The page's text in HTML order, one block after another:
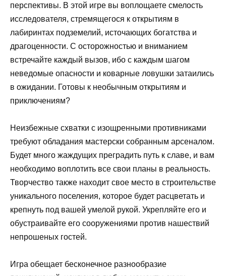
перспективы. В этой игре вы воплощаете смелость
исследователя, стремящегося к открытиям в
лабиринтах подземелий, источающих богатства и
драгоценности. С осторожностью и вниманием
встречайте каждый вызов, ибо с каждым шагом
неведомые опасности и коварные ловушки затаились
в ожидании. Готовы к необычным открытиям и
приключениям?
Неизбежные схватки с изощренными противниками
требуют обладания мастерски собранным арсеналом.
Будет много жаждущих преградить путь к славе, и вам
необходимо воплотить все свои планы в реальность.
Творчество также находит свое место в строительстве
уникального поселения, которое будет расцветать и
крепнуть под вашей умелой рукой. Укрепляйте его и
обустраивайте его сооружениями против нашествий
непрошеных гостей.
Игра обещает бесконечное разнообразие